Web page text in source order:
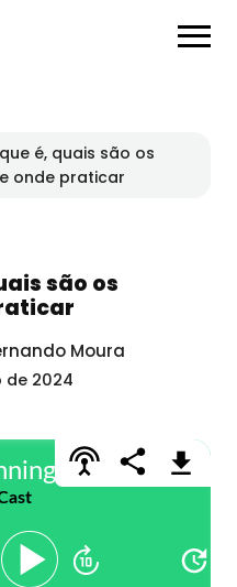
é, quais são os
onde praticar
são os
Moura
2024